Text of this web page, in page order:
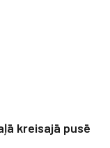
kreisajā pusē